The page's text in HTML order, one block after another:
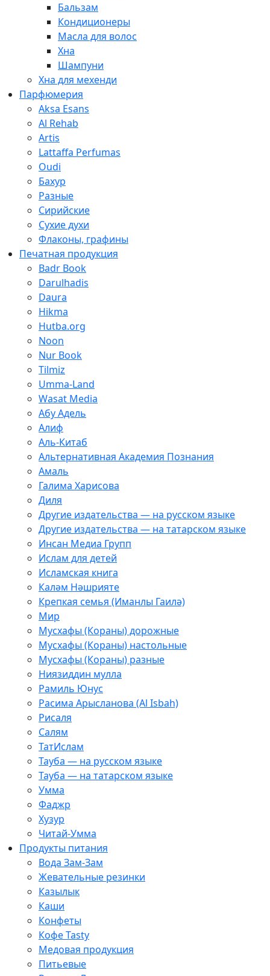
Бальзам
Кондиционеры
Масла для волос
Хна
Шампуни
Хна для мехенди
Парфюмерия
Aksa Esans
Al Rehab
Artis
Lattaffa Perfumas
Oudi
Бахур
Разные
Сирийские
Сухие духи
Флаконы, графины
Печатная продукция
Badr Book
Darulhadis
Daura
Hikma
Hutba.org
Noon
Nur Book
Tilmiz
Umma-Land
Wasat Media
Абу Адель
Алиф
Аль-Китаб
Альтернативная Академия Познания
Амаль
Галима Харисова
Диля
Другие издательства — на русском языке
Другие издательства — на татарском языке
Инсан Медиа Групп
Ислам для детей
Исламская книга
Каләм Нәшрияте
Крепкая семья (Иманлы Гаилә)
Мир
Мусхафы (Кораны) дорожные
Мусхафы (Кораны) настольные
Мусхафы (Кораны) разные
Ниязиддин мулла
Рамиль Юнус
Расима Арысланова (Al Isbah)
Рисаля
Салям
ТатИслам
Тауба — на русском языке
Тауба — на татарском языке
Умма
Фаджр
Хузур
Читай-Умма
Продукты питания
Вода Зам-Зам
Жевательные резинки
Казылык
Каши
Конфеты
Кофе Tasty
Медовая продукция
Питьевые